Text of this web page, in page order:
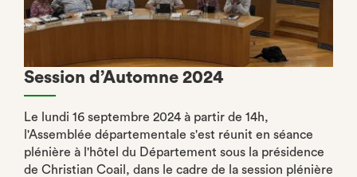
Session d’Automne 2024
Le lundi 16 septembre 2024 à partir de 14h,
l'Assemblée départementale s'est réunit en séance
plénière à l'hôtel du Département sous la présidence
de Christian Coail, dans le cadre de la session plénière